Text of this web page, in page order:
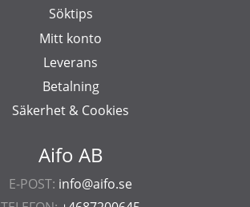
Aifo AB
E-POST: info@aifo.se
Söktips
Mitt konto
Leverans
Betalning
Säkerhet & Cookies